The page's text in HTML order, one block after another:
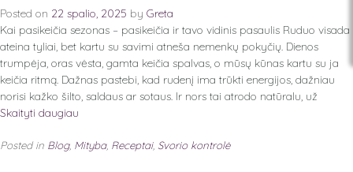
Posted on 22 spalio, 2025 by Greta
Kai pasikeičia sezonas – pasikeičia ir tavo vidinis pasaulis Ruduo visada
ateina tyliai, bet kartu su savimi atneša nemenkų pokyčių. Dienos
trumpėja, oras vėsta, gamta keičia spalvas, o mūsų kūnas kartu su ja
keičia ritmą. Dažnas pastebi, kad rudenį ima trūkti energijos, dažniau
norisi kažko šilto, saldaus ar sotaus. Ir nors tai atrodo natūralu, už
Skaityti daugiau
Posted in Blog, Mityba, Receptai, Svorio kontrolė